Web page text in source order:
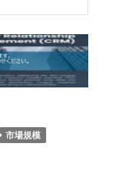
市場規模